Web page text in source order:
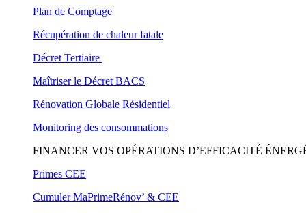
Plan de Comptage
Récupération de chaleur fatale
Décret Tertiaire
Maîtriser le Décret BACS
Rénovation Globale Résidentiel
Monitoring des consommations
FINANCER VOS OPÉRATIONS D’EFFICACITÉ
Primes CEE
Cumuler MaPrimeRénov’ & CEE